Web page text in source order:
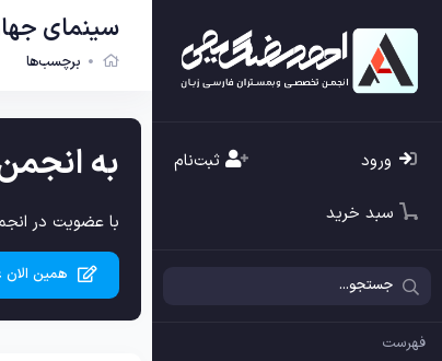
ورود ثبت‌نام
سبد خرید
فهرست
سینمای
برچسب‌ها
به
با عضویت در
همین